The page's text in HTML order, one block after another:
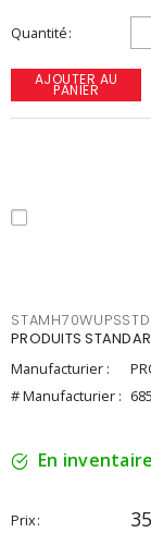
Quantité
AJOUTER AU
PANIER
STAMH70WUPSSTD
PRODUITS
Manufacturier :
# Manufacturier :
En inventaire
Prix